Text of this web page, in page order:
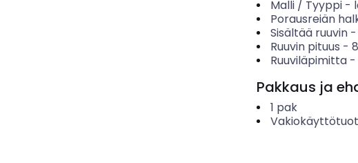
Malli / Tyyppi-
Porausreiän
Sisältää ruuvin-
Ruuvin pituus -
Ruuviläpimitta-
Pakkaus ja
1 pak